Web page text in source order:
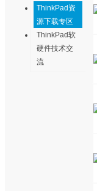
ThinkPad资
源下载专区
ThinkPad软
硬件技术交
流